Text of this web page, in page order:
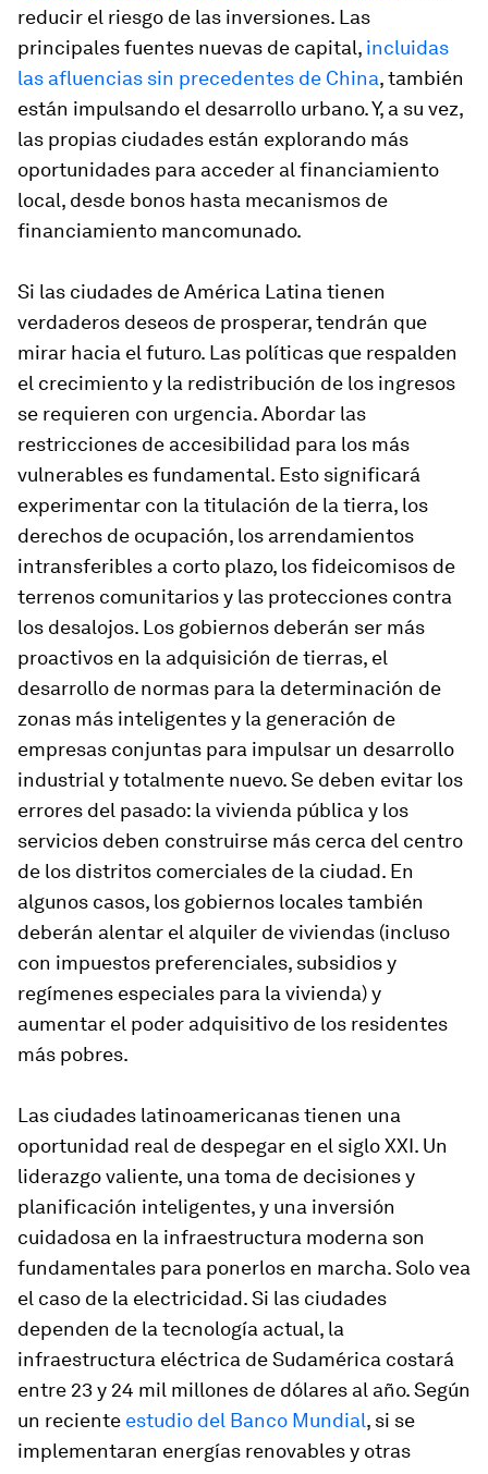
reducir el riesgo de las inversiones. Las
principales fuentes nuevas de capital, incluidas
las afluencias sin precedentes de China, también
están impulsando el desarrollo urbano. Y, a su vez,
las propias ciudades están explorando más
oportunidades para acceder al financiamiento
local, desde bonos hasta mecanismos de
financiamiento mancomunado.
Si las ciudades de América Latina tienen
verdaderos deseos de prosperar, tendrán que
mirar hacia el futuro. Las políticas que respalden
el crecimiento y la redistribución de los ingresos
se requieren con urgencia. Abordar las
restricciones de accesibilidad para los más
vulnerables es fundamental. Esto significará
experimentar con la titulación de la tierra, los
derechos de ocupación, los arrendamientos
intransferibles a corto plazo, los fideicomisos de
terrenos comunitarios y las protecciones contra
los desalojos. Los gobiernos deberán ser más
proactivos en la adquisición de tierras, el
desarrollo de normas para la determinación de
zonas más inteligentes y la generación de
empresas conjuntas para impulsar un desarrollo
industrial y totalmente nuevo. Se deben evitar los
errores del pasado: la vivienda pública y los
servicios deben construirse más cerca del centro
de los distritos comerciales de la ciudad. En
algunos casos, los gobiernos locales también
deberán alentar el alquiler de viviendas (incluso
con impuestos preferenciales, subsidios y
regímenes especiales para la vivienda) y
aumentar el poder adquisitivo de los residentes
más pobres.
Las ciudades latinoamericanas tienen una
oportunidad real de despegar en el siglo XXI. Un
liderazgo valiente, una toma de decisiones y
planificación inteligentes, y una inversión
cuidadosa en la infraestructura moderna son
fundamentales para ponerlos en marcha. Solo vea
el caso de la electricidad. Si las ciudades
dependen de la tecnología actual, la
infraestructura eléctrica de Sudamérica costará
entre 23 y 24 mil millones de dólares al año. Según
un reciente estudio del Banco Mundial, si se
implementaran energías renovables y otras